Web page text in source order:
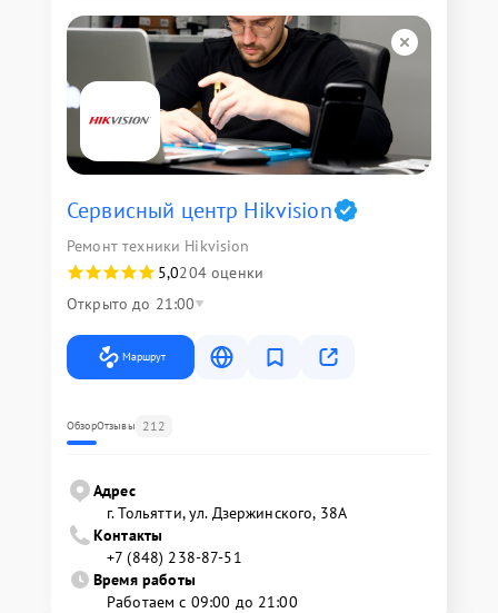
Сервисный центр Hikvision
Ремонт техники Hikvision
5,0204 оценки
Открыто до 21:00
Маршрут
ОбзорОтзывы 212
Адрес
г. Тольятти, ул. Дзержинского, 38А
Контакты
+7 (848) 238-87-51
Время работы
Работаем с 09:00 до 21:00